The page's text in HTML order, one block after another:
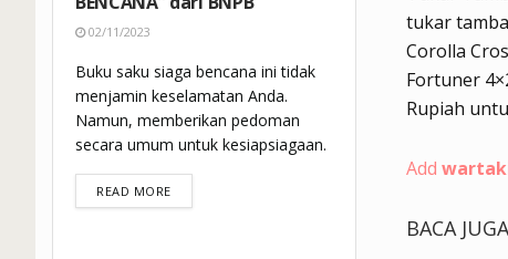
tukar
Corolla
Fortuner
Rupiah
Add
BACA JUGA
02/11/2023
Buku saku siaga bencana ini tidak
menjamin keselamatan Anda.
Namun, memberikan pedoman
secara umum untuk kesiapsiagaan.
READ MOREDETAILS